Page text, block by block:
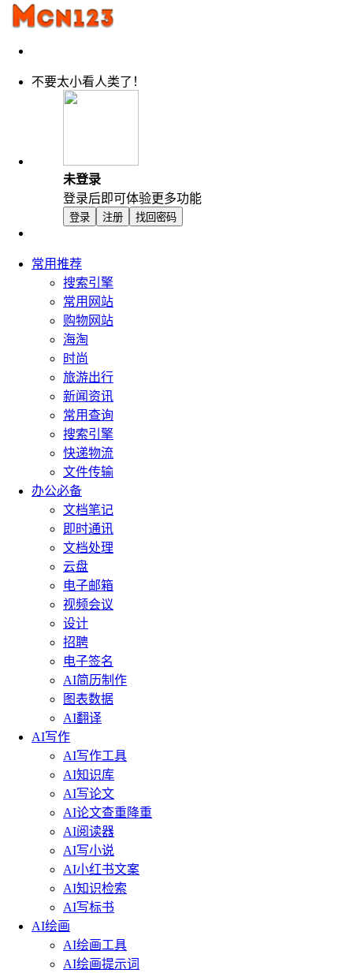
不要太小看人类了！
未登录
登录后即可体验更多功能
登录 注册 找回密码
常用推荐
搜索引擎
常用网站
购物网站
海淘
时尚
旅游出行
新闻资讯
常用查询
搜索引擎
快递物流
文件传输
办公必备
文档笔记
即时通讯
文档处理
云盘
电子邮箱
视频会议
设计
招聘
电子签名
AI简历制作
图表数据
AI翻译
AI写作
AI写作工具
AI知识库
AI写论文
AI论文查重降重
AI阅读器
AI写小说
AI小红书文案
AI知识检索
AI写标书
AI绘画
AI绘画工具
AI绘画提示词